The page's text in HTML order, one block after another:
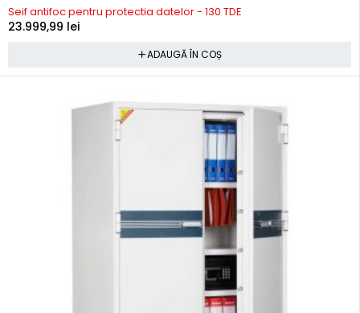
Seif antifoc pentru protectia datelor - 130 TDE
23.999,99 lei
ADAUGĂ ÎN COȘ